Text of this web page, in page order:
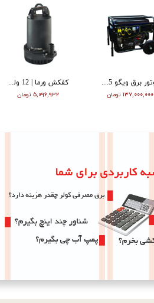
کفکش ورما | 12 ولت | 20 متری | 1 اینچ | مشکی | VMDC-12V 1
۵,۰۹۶,۹۳۲ تومان
موتور برق ویگو 8.5 کیلووات بنزینی سه فاز WG11500T
۱۳۷,۰۰۰,۰۰۰ تومان